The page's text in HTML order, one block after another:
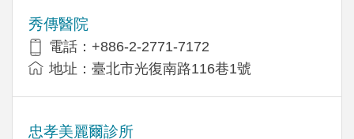
秀傳醫院
電話：+886-2-2771-7172
地址：臺北市光復南路116巷1號
忠孝美麗爾診所